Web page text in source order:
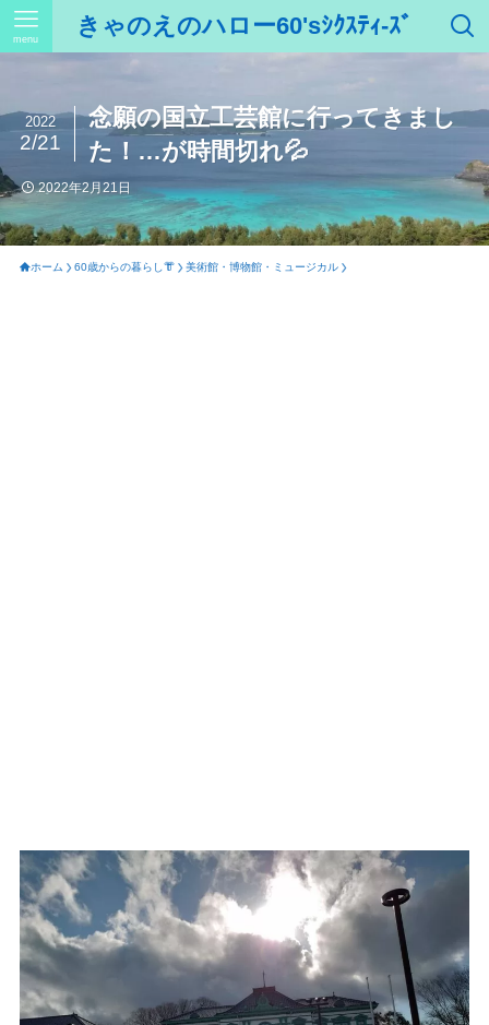
きゃのえのハロー60'sｼｸｽﾃｨ-ｽﾞ
menu
念願の国立工芸館に行ってきまし
た！…が時間切れ💦
2022
2/21
2022年2月21日
ホーム 60歳からの暮らし👘 美術館・博物館・ミュージカル